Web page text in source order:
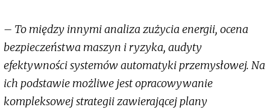
– To między innymi analiza zużycia energii, ocena
bezpieczeństwa maszyn i ryzyka, audyty
efektywności systemów automatyki przemysłowej. Na
ich podstawie możliwe jest opracowywanie
kompleksowej strategii zawierającej plany